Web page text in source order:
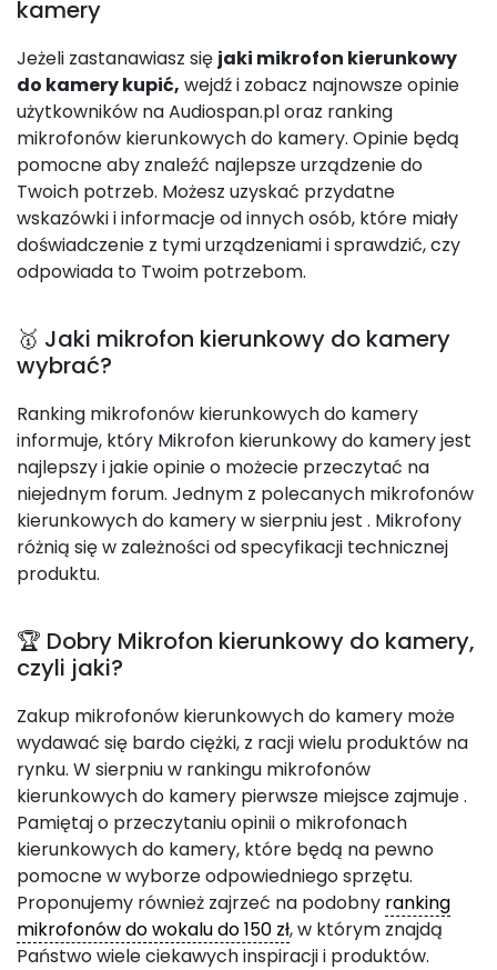
kamery
Jeżeli zastanawiasz się jaki mikrofon kierunkowy
do kamery kupić, wejdź i zobacz najnowsze opinie
użytkowników na Audiospan.pl oraz ranking
mikrofonów kierunkowych do kamery. Opinie będą
pomocne aby znaleźć najlepsze urządzenie do
Twoich potrzeb. Możesz uzyskać przydatne
wskazówki i informacje od innych osób, które miały
doświadczenie z tymi urządzeniami i sprawdzić, czy
odpowiada to Twoim potrzebom.
🥇 Jaki mikrofon kierunkowy do kamery
wybrać?
Ranking mikrofonów kierunkowych do kamery
informuje, który Mikrofon kierunkowy do kamery jest
najlepszy i jakie opinie o możecie przeczytać na
niejednym forum. Jednym z polecanych mikrofonów
kierunkowych do kamery w sierpniu jest . Mikrofony
różnią się w zależności od specyfikacji technicznej
produktu.
🏆 Dobry Mikrofon kierunkowy do kamery,
czyli jaki?
Zakup mikrofonów kierunkowych do kamery może
wydawać się bardo ciężki, z racji wielu produktów na
rynku. W sierpniu w rankingu mikrofonów
kierunkowych do kamery pierwsze miejsce zajmuje.
Pamiętaj o przeczytaniu opinii o mikrofonach
kierunkowych do kamery, które będą na pewno
pomocne w wyborze odpowiedniego sprzętu.
Proponujemy również zajrzeć na podobny ranking
mikrofonów do wokalu do 150 zł, w którym znajdą
Państwo wiele ciekawych inspiracji i produktów.